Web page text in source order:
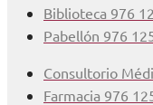
Biblioteca 976
Pabellón 976
Consultorio
Farmacia 976